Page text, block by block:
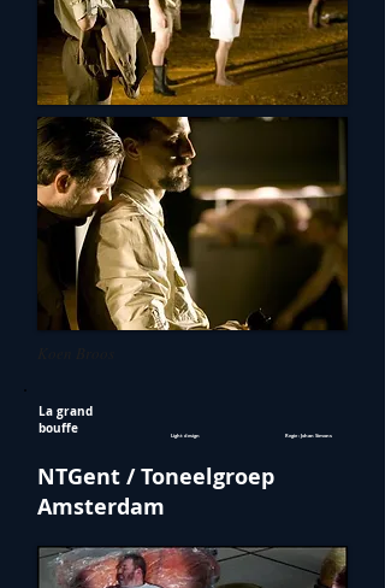
La grand
bouffe
Light design Regie : Johan Simons
NTGent / Toneelgroep
Amsterdam